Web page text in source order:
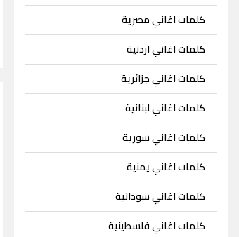
كلمات اغاني مصرية
كلمات اغاني اردنية
كلمات اغاني جزائرية
كلمات اغاني لبنانية
كلمات اغاني سورية
كلمات اغاني يمنية
كلمات اغاني سودانية
كلمات اغاني فلسطينية